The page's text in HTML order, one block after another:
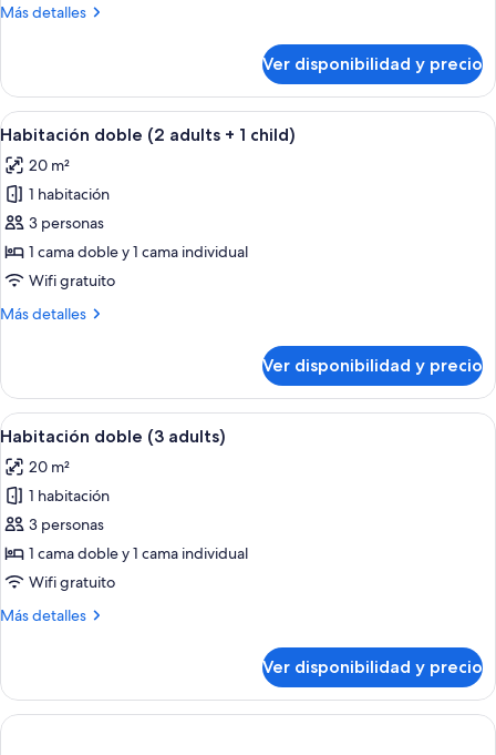
adults)
Más detalles
Más
doble
(2
adults)
Ver disponibilidad y precio
Ver
todas
las
fotos
de
Habitación
doble
adults
child)
Una cama doble con colcha
3
Habitación doble (2 adults + 1 child)
20 m²
1 habitación
3 personas
1 cama doble y 1 cama individual
Wifi gratuito
Más detalles
Más
doble
(2
adults
child)
Ver disponibilidad y precio
Ver
todas
las
fotos
de
Habitación
doble
adults)
Una cama doble con colcha
3
Habitación doble (3 adults)
20 m²
1 habitación
3 personas
1 cama doble y 1 cama individual
Wifi gratuito
Más detalles
Más
doble
(3
adults)
Ver disponibilidad y precio